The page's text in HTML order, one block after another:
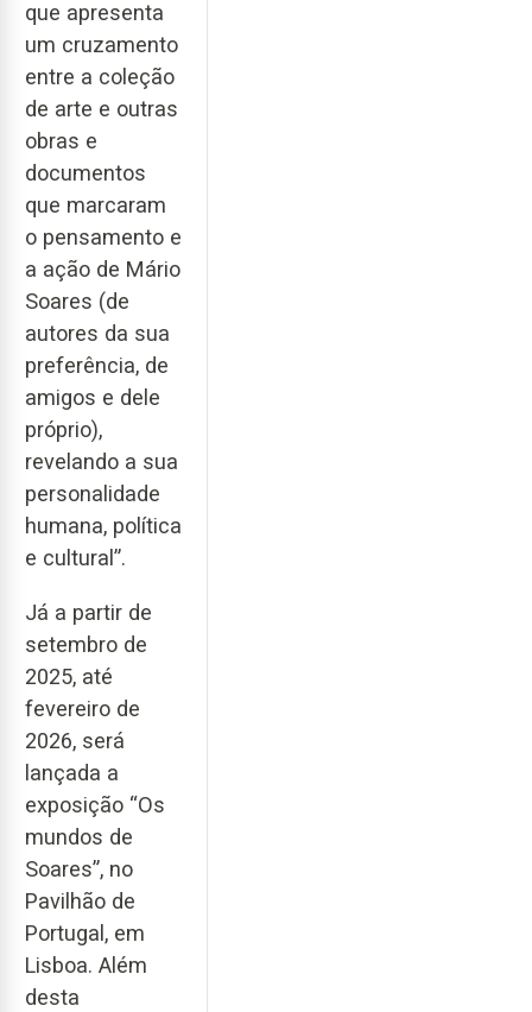
que apresenta
um cruzamento
entre a coleção
de arte e outras
obras e
documentos
que marcaram
o pensamento e
a ação de Mário
Soares (de
autores da sua
preferência, de
amigos e dele
próprio),
revelando a sua
personalidade
humana, política
e cultural”.
Já a partir de
setembro de
2025, até
fevereiro de
2026, será
lançada a
exposição “Os
mundos de
Soares”, no
Pavilhão de
Portugal, em
Lisboa. Além
desta